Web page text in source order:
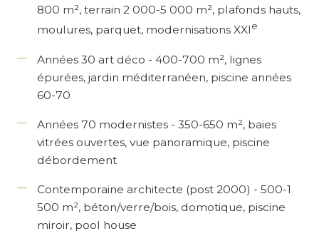
800 m², terrain 2 000-5 000 m², plafonds hauts,
moulures, parquet, modernisations XXIe
Années 30 art déco - 400-700 m², lignes
épurées, jardin méditerranéen, piscine années
60-70
Années 70 modernistes - 350-650 m², baies
vitrées ouvertes, vue panoramique, piscine
débordement
Contemporaine architecte (post 2000) - 500-1
500 m², béton/verre/bois, domotique, piscine
miroir, pool house